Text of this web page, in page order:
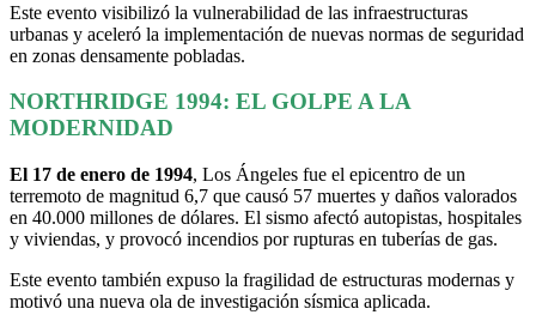
Este evento visibilizó la vulnerabilidad de las infraestructuras
urbanas y aceleró la implementación de nuevas normas de seguridad
en zonas densamente pobladas.
NORTHRIDGE 1994: EL GOLPE A LA
MODERNIDAD
El 17 de enero de 1994, Los Ángeles fue el epicentro de un
terremoto de magnitud 6,7 que causó 57 muertes y daños valorados
en 40.000 millones de dólares. El sismo afectó autopistas, hospitales
y viviendas, y provocó incendios por rupturas en tuberías de gas.
Este evento también expuso la fragilidad de estructuras modernas y
motivó una nueva ola de investigación sísmica aplicada.